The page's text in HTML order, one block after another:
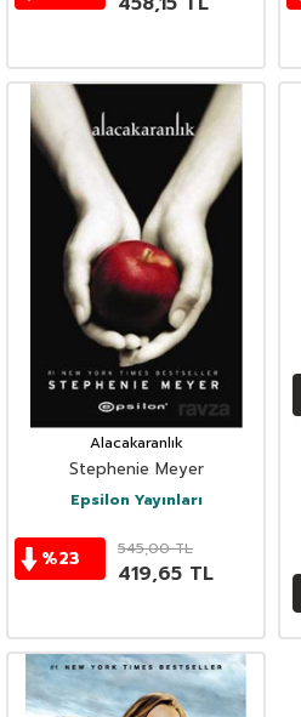
Alacakaranlık
Stephenie Meyer
Epsilon Yayınları
%23 545,00TL
419,65 TL